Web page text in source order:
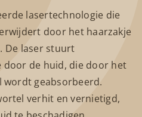
lasertechnologie die
door het haarzakje
De laser stuurt
door de huid, die door het
geabsorbeerd.
verhit en vernietigd,